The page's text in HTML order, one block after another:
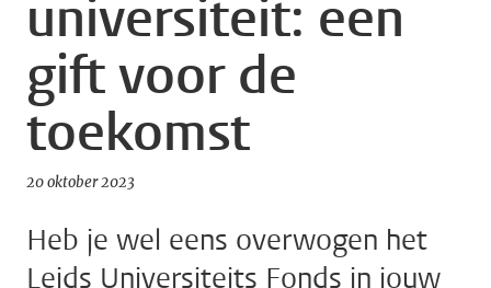
universiteit: een
gift voor de
toekomst
20 oktober 2023
Heb je wel eens overwogen het
Leids Universiteits Fonds in jouw